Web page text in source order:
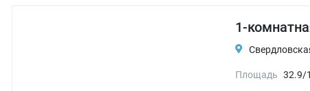
1-
Площадь 32.9/